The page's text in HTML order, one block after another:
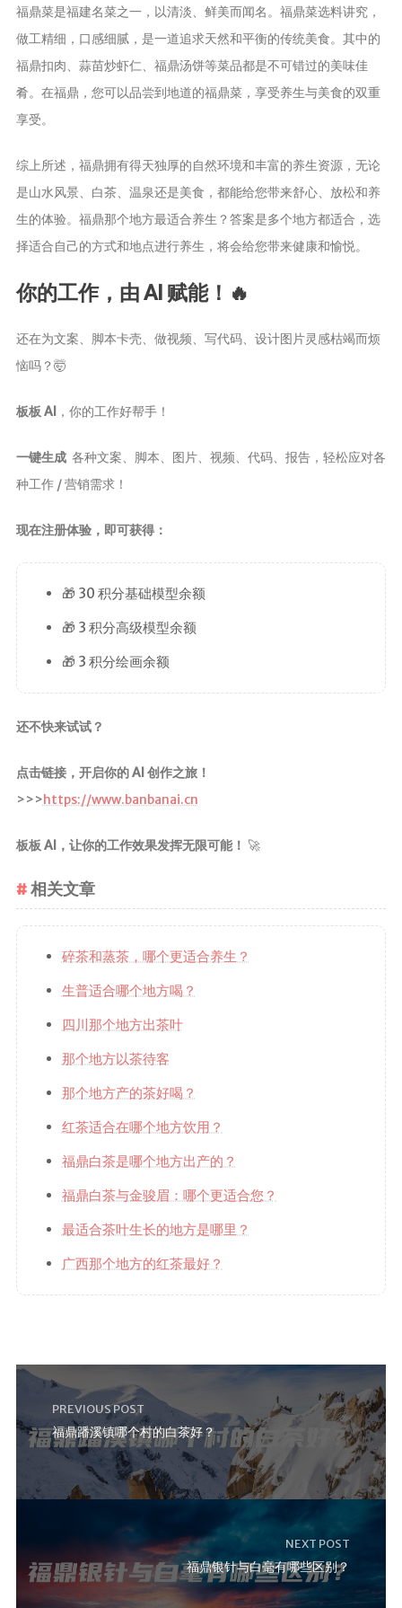
福鼎菜是福建名菜之一，以清淡、鲜美而闻名。福鼎菜选料讲究，
做工精细，口感细腻，是一道追求天然和平衡的传统美食。其中的
福鼎扣肉、蒜苗炒虾仁、福鼎汤饼等菜品都是不可错过的美味佳
肴。在福鼎，您可以品尝到地道的福鼎菜，享受养生与美食的双重
享受。
综上所述，福鼎拥有得天独厚的自然环境和丰富的养生资源，无论
是山水风景、白茶、温泉还是美食，都能给您带来舒心、放松和养
生的体验。福鼎那个地方最适合养生？答案是多个地方都适合，选
择适合自己的方式和地点进行养生，将会给您带来健康和愉悦。
你的工作，由 AI 赋能！🔥
还在为文案、脚本卡壳、做视频、写代码、设计图片灵感枯竭而烦
恼吗？🤯
板板 AI ，你的工作好帮手！
一键生成 各种文案、脚本、图片、视频、代码、报告，轻松应对各
种工作 / 营销需求！
现在注册体验，即可获得：
🎁 30 积分基础模型余额
🎁 3 积分高级模型余额
🎁 3 积分绘画余额
还不快来试试？
点击链接，开启你的 AI 创作之旅！
>>>https://www.banbanai.cn
板板 AI，让你的工作效果发挥无限可能！ 🚀
相关文章
碎茶和蒸茶，哪个更适合养生？
生普适合哪个地方喝？
四川那个地方出茶叶
那个地方以茶待客
那个地方产的茶好喝？
红茶适合在哪个地方饮用？
福鼎白茶是哪个地方出产的？
福鼎白茶与金骏眉：哪个更适合您？
最适合茶叶生长的地方是哪里？
广西那个地方的红茶最好？
PREVIOUS POST
福鼎蹯溪镇哪个村的白茶好？
NEXT POST
福鼎银针与白毫有哪些区别？
茶宠
茶叶行业动
态
健康养生
养生药汤包
治疗脱发